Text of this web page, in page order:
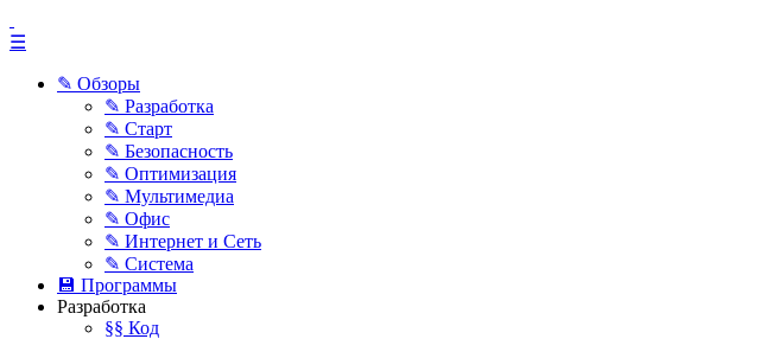
☰
✎ Обзоры
✎ Разработка
✎ Старт
✎ Безопасность
✎ Оптимизация
✎ Мультимедиа
✎ Офис
✎ Интернет и Сеть
✎ Система
💾 Программы
Разработка
§§ Код